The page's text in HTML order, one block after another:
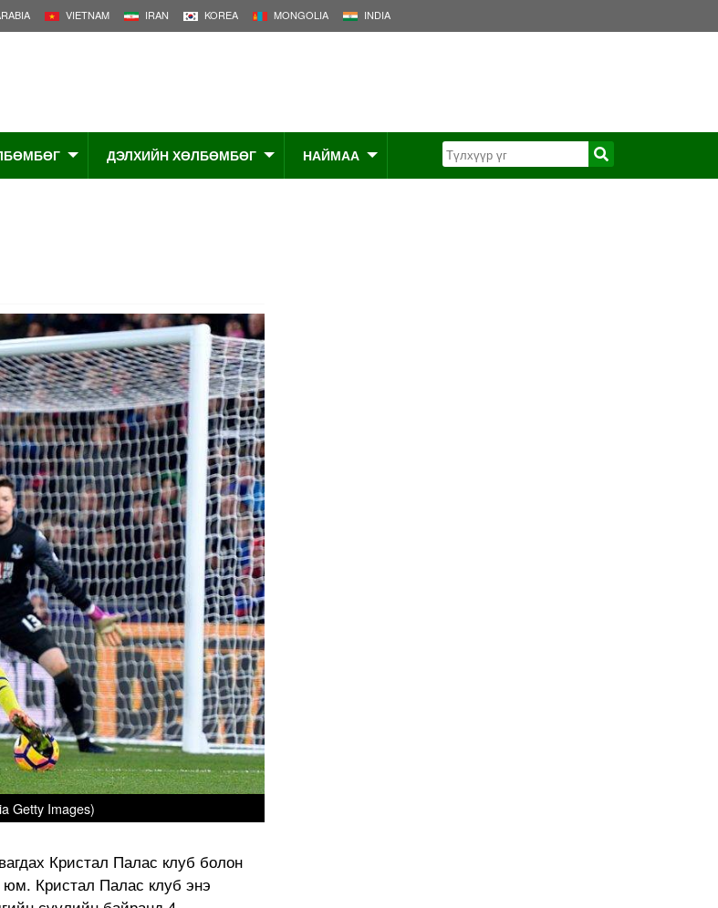
VIETNAM IRAN KOREA MONGOLIA INDIA
ДЭЛХИЙН ХӨЛБӨМБӨГ НАЙМАА
Getty Images)
Кристал Палас клуб болон
юм. Кристал Палас клуб энэ